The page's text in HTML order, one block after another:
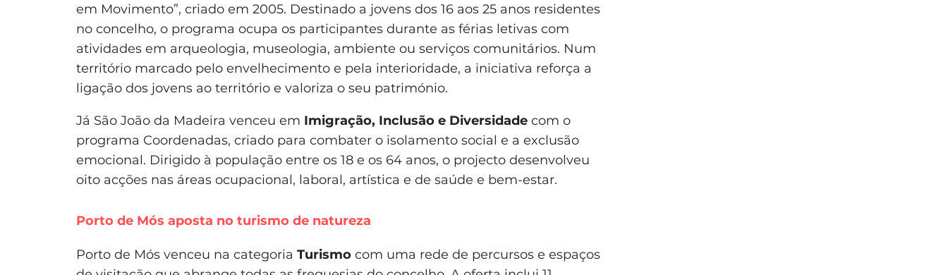
em Movimento”, criado em 2005. Destinado a jovens dos 16 aos 25 anos residentes
no concelho, o programa ocupa os participantes durante as férias letivas com
atividades em arqueologia, museologia, ambiente ou serviços comunitários. Num
território marcado pelo envelhecimento e pela interioridade, a iniciativa reforça a
ligação dos jovens ao território e valoriza o seu património.
Já São João da Madeira venceu em Imigração, Inclusão e Diversidade com o
programa Coordenadas, criado para combater o isolamento social e a exclusão
emocional. Dirigido à população entre os 18 e os 64 anos, o projecto desenvolveu
oito acções nas áreas ocupacional, laboral, artística e de saúde e bem-estar.
Porto de Mós aposta no turismo de natureza
Porto de Mós venceu na categoria Turismo com uma rede de percursos e espaços